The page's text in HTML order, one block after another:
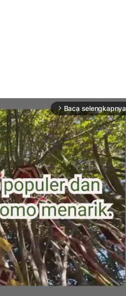
arrow_forward_ios Baca selengkapnya